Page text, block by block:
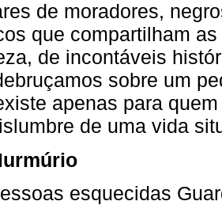
de moradores,
que compartilham
de incontáveis
sobre um
apenas para
de uma vida
esquecidas